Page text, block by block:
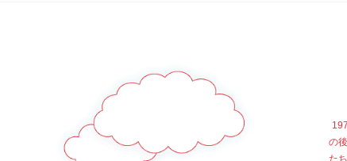
の
た